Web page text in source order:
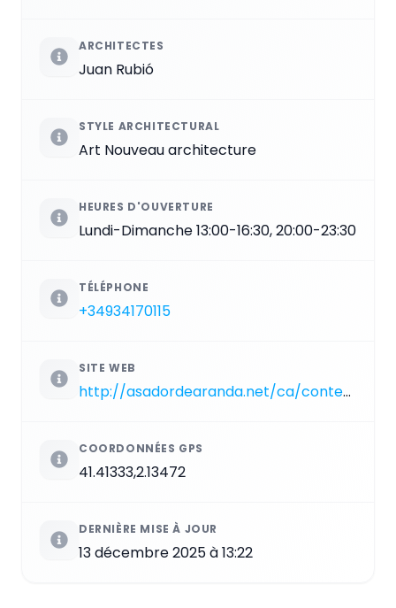
ARCHITECTES
Juan Rubió
STYLE ARCHITECTURAL
Art Nouveau architecture
HEURES D'OUVERTURE
Lundi-Dimanche 13:00-16:30, 20:00-23:30
TÉLÉPHONE
+34934170115
SITE WEB
http://asadordearanda.net/ca/content/barcelona-tibidabo
COORDONNÉES GPS
41.41333,2.13472
DERNIÈRE MISE À JOUR
13 décembre 2025 à 13:22